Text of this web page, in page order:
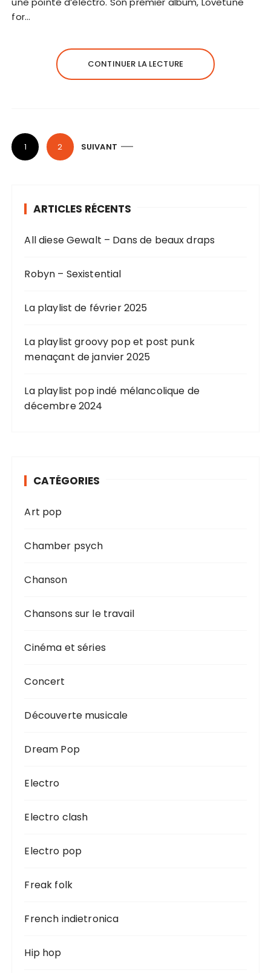
for…
CONTINUER LA LECTURE
P
a 1 2 SUIVANT
ARTICLES RÉCENTS
All diese Gewalt – Dans de beaux draps
Robyn – Sexistential
La playlist de février 2025
La playlist groovy pop et post punk
menaçant de janvier 2025
La playlist pop indé mélancolique de
décembre 2024
CATÉGORIES
Art pop
Chamber psych
Chanson
Chansons sur le travail
Cinéma et séries
Concert
Découverte musicale
Dream Pop
Electro
Electro clash
Electro pop
Freak folk
French indietronica
Hip hop